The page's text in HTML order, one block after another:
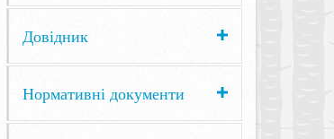
Довідник
Нормативні документи